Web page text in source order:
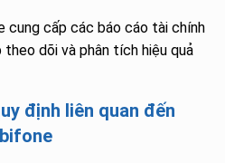
cung cấp các báo cáo tài chính
dõi và phân tích hiệu quả
định liên quan đến